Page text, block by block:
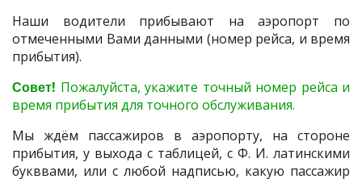
Наши водители прибывают на аэропорт по
отмеченными Вами данными (номер рейса, и время
прибытия).
Совет! Пожалуйста, укажите точный номер рейса и
время прибытия для точного обслуживания.
Мы ждём пассажиров в аэропорту, на стороне
прибытия, у выхода с таблицей, с Ф. И. латинскими
букввами, или с любой надписью, какую пассажир